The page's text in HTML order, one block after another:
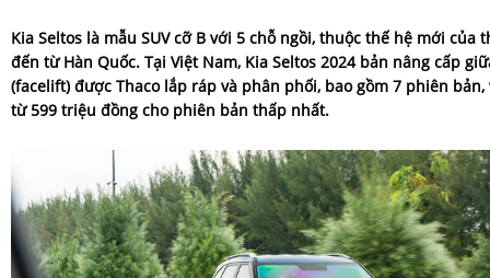
Kia Seltos là mẫu SUV cỡ B với 5 chỗ ngồi, thuộc thế hệ mới của
đến từ Hàn Quốc. Tại Việt Nam, Kia Seltos 2024 bản nâng cấp
(facelift) được Thaco lắp ráp và phân phối, bao gồm 7 phiên
từ 599 triệu đồng cho phiên bản thấp nhất.